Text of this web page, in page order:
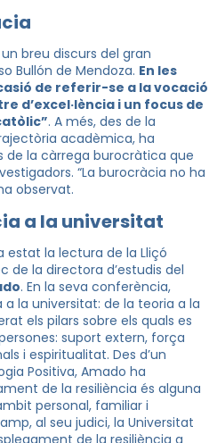
breu discurs del gran
Bullón de Mendoza. En les
de referir-se a la vocació
d’excel·lència i un focus de
. A més, des de la
acadèmica, ha
de la càrrega burocràtica que
“La burocràcia no ha
observat.
a la universitat
estat la lectura de la Lliçó
de la directora d’estudis del
. En la seva conferència,
a la universitat: de la teoria a la
els pilars sobre els quals es
suport extern, força
i espiritualitat. Des d’un
Positiva, Amado ha
de la resiliència és alguna
personal, familiar i
al seu judici, la Universitat
de la resiliència a